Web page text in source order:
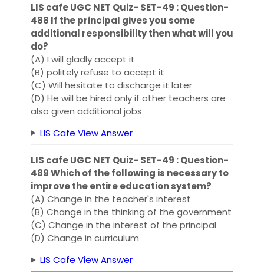
LIS cafe UGC NET Quiz- SET-49 : Question-
488 If the principal gives you some
additional responsibility then what will you
do?
(A) I will gladly accept it
(B) politely refuse to accept it
(C) Will hesitate to discharge it later
(D) He will be hired only if other teachers are
also given additional jobs
LIS Cafe View Answer
LIS cafe UGC NET Quiz- SET-49 : Question-
489 Which of the following is necessary to
improve the entire education system?
(A) Change in the teacher's interest
(B) Change in the thinking of the government
(C) Change in the interest of the principal
(D) Change in curriculum
LIS Cafe View Answer